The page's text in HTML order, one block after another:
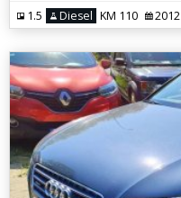
1.5 Diesel KM 110 2012